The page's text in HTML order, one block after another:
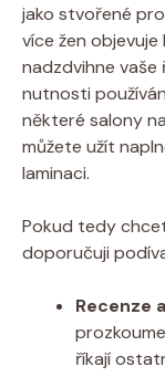
jako stvořené
více žen objevuje
nadzdvihne vaše
nutnosti
některé salony
můžete užít
laminaci.
Pokud tedy
doporučuji
Recenze
říkají